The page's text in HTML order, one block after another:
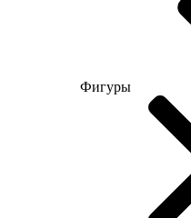
Фигуры